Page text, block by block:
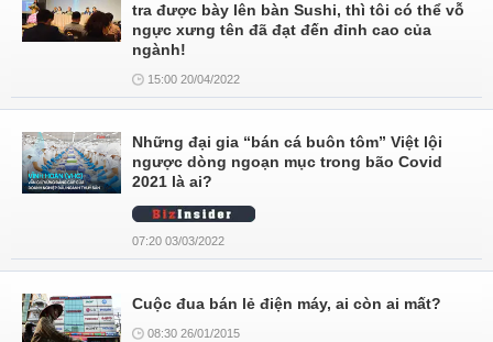
tra được bày lên bàn Sushi, thì tôi có thể vỗ
ngực xưng tên đã đạt đến đỉnh cao của
ngành!
15:00 20/04/2022
Những đại gia “bán cá buôn tôm” Việt lội
ngược dòng ngoạn mục trong bão Covid
2021 là ai?
07:20 03/03/2022
Cuộc đua bán lẻ điện máy, ai còn ai mất?
08:30 26/01/2015